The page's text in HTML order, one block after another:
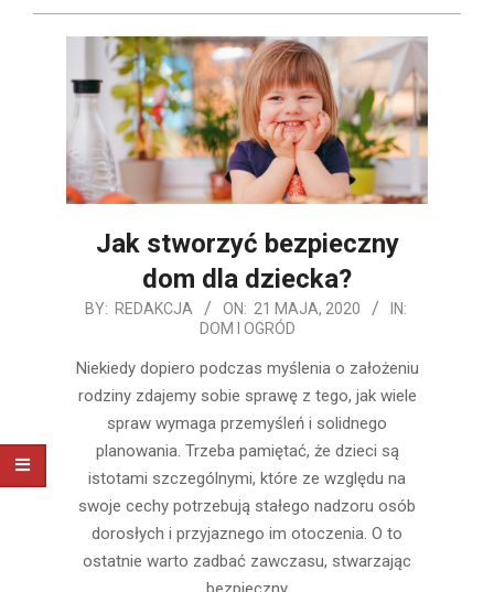
Jak stworzyć bezpieczny
dom dla dziecka?
2020-
21
BY: REDAKCJA ON: 21 MAJA, 2020
IN:
DOM I OGRÓD
Niekiedy dopiero podczas myślenia o założeniu
rodziny zdajemy sobie sprawę z tego, jak wiele
spraw wymaga przemyśleń i solidnego
planowania. Trzeba pamiętać, że dzieci są
istotami szczególnymi, które ze względu na
swoje cechy potrzebują stałego nadzoru osób
dorosłych i przyjaznego im otoczenia. O to
ostatnie warto zadbać zawczasu, stwarzając